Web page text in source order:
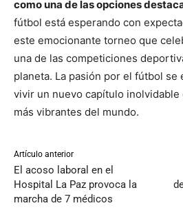
como una de las opciones
fútbol está esperando con
este emocionante torneo que
una de las competiciones
planeta. La pasión por el fútbol se
vivir un nuevo capítulo inolvidable
más vibrantes del mundo.
Artículo anterior
El acoso laboral en el
Hospital La Paz provoca la
marcha de 7 médicos